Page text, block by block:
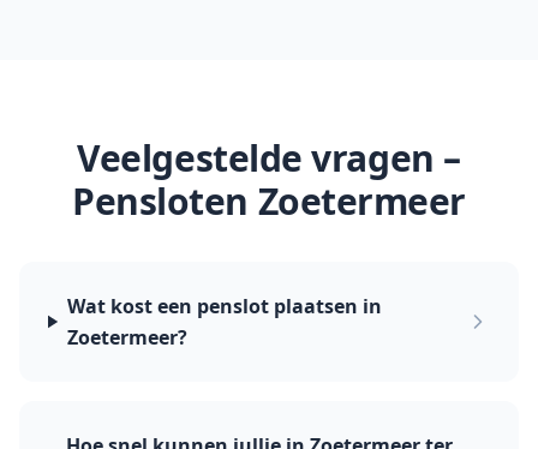
Veelgestelde vragen –
Pensloten Zoetermeer
Wat kost een penslot plaatsen in
Zoetermeer?